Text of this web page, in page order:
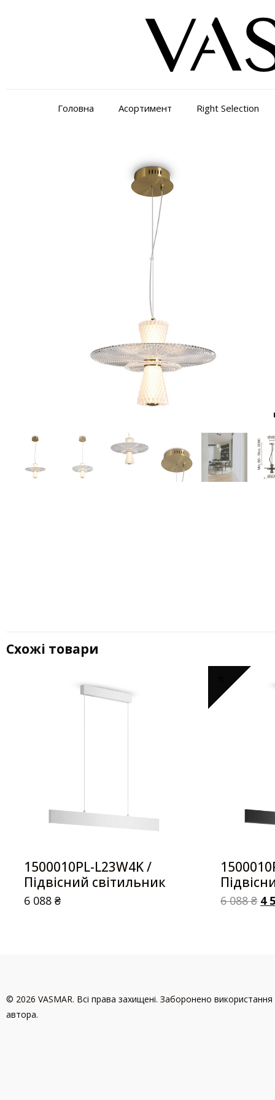
Головна Асортимент Right Selection
Схожі товари
1500010PL-L23W4K /
Підвісний світильник
6 088₴ 6 088₴ 4
© 2026 VASMAR. Всі права захищені. Заборонено використання
автора.